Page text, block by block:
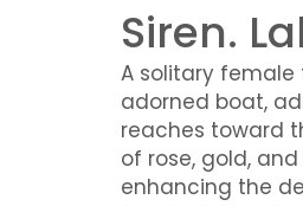
Siren.
A solitary
adorned boat,
reaches toward
of rose, gold,
enhancing the